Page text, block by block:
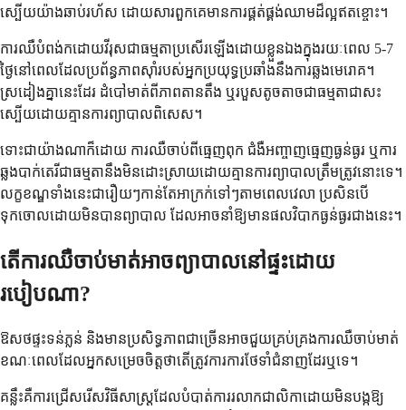
ស្បើយយ៉ាងឆាប់រហ័ស ដោយសារពួកគេមានការផ្គត់ផ្គង់ឈាមដ៏ល្អឥតខ្ចោះ។
ការឈឺបំពង់កដោយវីរុសជាធម្មតាប្រសើរឡើងដោយខ្លួនឯងក្នុងរយៈពេល 5-7
ថ្ងៃនៅពេលដែលប្រព័ន្ធភាពស៊ាំរបស់អ្នកប្រយុទ្ធប្រឆាំងនឹងការឆ្លងមេរោគ។
ស្រដៀងគ្នានេះដែរ ដំបៅមាត់ពីភាពតានតឹង ឬរបួសតូចតាចជាធម្មតាជាសះ
ស្បើយដោយគ្មានការព្យាបាលពិសេស។
ទោះជាយ៉ាងណាក៏ដោយ ការឈឺចាប់ពីធ្មេញពុក ជំងឺអញ្ចាញធ្មេញធ្ងន់ធ្ងរ ឬការ
ឆ្លងបាក់តេរីជាធម្មតានឹងមិនដោះស្រាយដោយគ្មានការព្យាបាលត្រឹមត្រូវនោះទេ។
លក្ខខណ្ឌទាំងនេះជារឿយៗកាន់តែអាក្រក់ទៅៗតាមពេលវេលា ប្រសិនបើ
ទុកចោលដោយមិនបានព្យាបាល ដែលអាចនាំឱ្យមានផលវិបាកធ្ងន់ធ្ងរជាងនេះ។
តើការឈឺចាប់មាត់អាចព្យាបាលនៅផ្ទះដោយ
របៀបណា?
ឱសថផ្ទះទន់ភ្លន់ និងមានប្រសិទ្ធភាពជាច្រើនអាចជួយគ្រប់គ្រងការឈឺចាប់មាត់
ខណៈពេលដែលអ្នកសម្រេចចិត្តថាតើត្រូវការការថែទាំជំនាញដែរឬទេ។
គន្លឹះគឺការជ្រើសរើសវិធីសាស្ត្រដែលបំបាត់ការរលាកជាលិកាដោយមិនបង្កឱ្យ